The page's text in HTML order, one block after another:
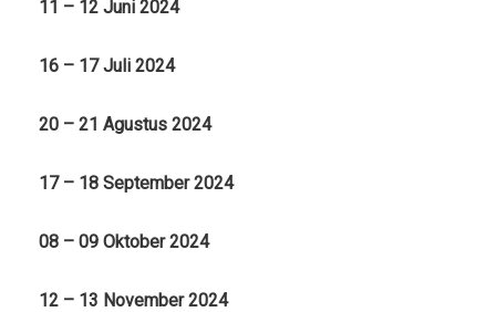
11 – 12 Juni 2024
16 – 17 Juli 2024
20 – 21 Agustus 2024
17 – 18 September 2024
08 – 09 Oktober 2024
12 – 13 November 2024